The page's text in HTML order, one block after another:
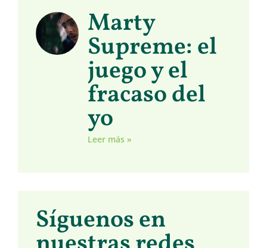
Marty
Supreme: el
juego y el
fracaso del
yo
Leer más »
Síguenos en